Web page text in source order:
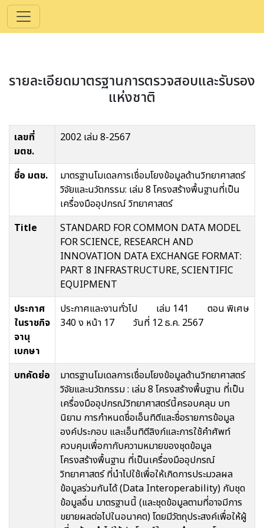
รายละเอียดมาตรฐานการตรวจสอบและรับรอง
แห่งชาติ
เลขที่
มตช.
2002 เล่ม 8-2567
ชื่อ มตช.
มาตรฐานโมเดลการเชื่อมโยงข้อมูลด้านวิทยาศาสตร์
วิจัยและนวัตกรรม: เล่ม 8 โครงสร้างพื้นฐานที่เป็น
เครื่องมืออุปกรณ์ วิทยาศาสตร์
Title
STANDARD FOR COMMON DATA MODEL
FOR SCIENCE, RESEARCH AND
INNOVATION DATA EXCHANGE FORMAT:
PART 8 INFRASTRUCTURE, SCIENTIFIC
EQUIPMENT
ประกาศ
ในราชกิจ
จานุ
เบกษา
ประกาศและงานทั่วไป เล่ม 141 ตอน พิเศษ
340 ง หน้า 17 วันที่ 12 ธ.ค. 2567
บทคัดย่อ
มาตรฐานโมเดลการเชื่อมโยงข้อมูลด้านวิทยาศาสตร์
วิจัยและนวัตกรรม : เล่ม 8 โครงสร้างพื้นฐาน ที่เป็น
เครื่องมืออุปกรณ์วิทยาศาสตร์นี้ครอบคลุม บท
นิยาม การกำหนดชื่อเอ็นทิตีและชื่อรายการข้อมูล
องค์ประกอบ และเอ็นทิตีลิงก์และการใช้คำศัพท์
ควบคุมเพื่อกากับความหมายของชุดข้อมูล
โครงสร้างพื้นฐาน ที่เป็นเครื่องมืออุปกรณ์
วิทยาศาสตร์ ที่นำไปใช้เพื่อให้เกิดการประมวลผล
ข้อมูลร่วมกันได้ (Data Interoperability) กับชุด
ข้อมูลอื่น มาตรฐานนี้ (และชุดข้อมูลตามที่อาจมีการ
ขยายผลต่อไปในอนาคต) โดยมีวัตถุประสงค์เพื่อให้ผู้